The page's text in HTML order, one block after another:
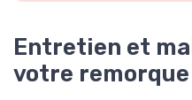
Entretien et
votre